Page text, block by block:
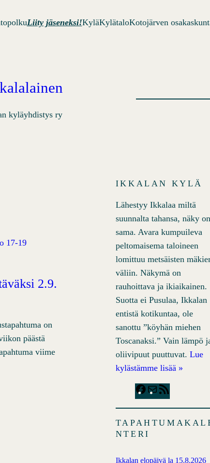
Liity jäseneksi!KyläKylätaloKotojärven
kyläyhdistys ry
2.9.
on
päästä
viime
IKKALAN KYLÄ
Lähestyy Ikkalaa miltä
suunnalta tahansa, näky on
sama. Avara kumpuileva
peltomaisema taloineen
lomittuu metsäisten
väliin. Näkymä on
rauhoittava ja ikiaikainen.
Suotta ei Pusulaa, Ikkalan
entistä kotikuntaa, ole
sanottu ”köyhän miehen
Toscanaksi.” Vain lämpö
oliivipuut puuttuvat. Lue
kylästämme lisää »
F
e
o
M
e
NTERI
Ikkalan elopäivä la 15.8.2026